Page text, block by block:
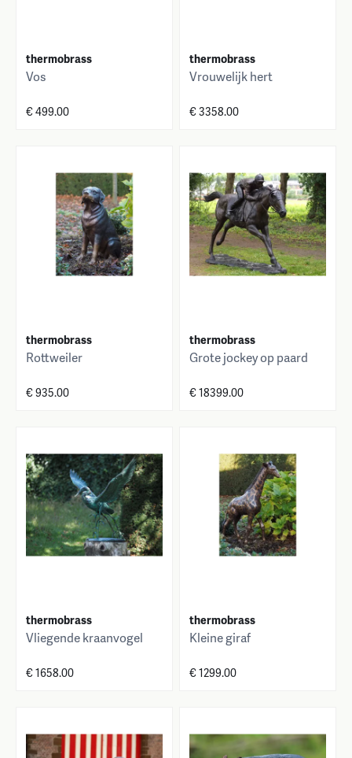
thermobrass
Vos
€ 499.00
thermobrass
Vrouwelijk hert
€ 3358.00
thermobrass
Rottweiler
€ 935.00
thermobrass
Grote jockey op paard
€ 18399.00
thermobrass
Vliegende kraanvogel
€ 1658.00
thermobrass
Kleine giraf
€ 1299.00